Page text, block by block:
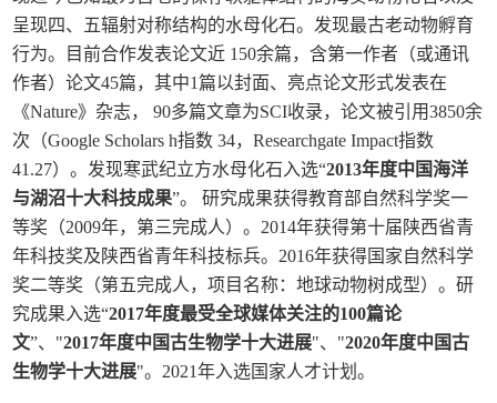
呈现四、五辐射对称结构的水母化石。 发现最古老动物孵育
行为。
目前合作发表论文近 150余篇，含第一作者（或通讯
作者）论文45篇，其中1篇以封面、亮点论文形式发表在
《Nature》杂志， 90多篇文章为SCI收录，论文被引用3850余
次（Google Scholars h指数 34，Researchgate Impact指数
41.27）。 发现寒武纪立方水母化石入选“2013年度中国海洋
与湖沼十大科技成果”。研究成果获得教育部自然科学奖一
等奖（2009年，第三完成人）。 2014年获得第十届陕西省青
年科技奖及陕西省青年科技标兵。2016年获得国家自然科学
奖二等奖（第五完成人，项目名称：地球动物树成型）。研
究成果入选“2017年度最受全球媒体关注的100篇论
文”、 "2017年度中国古生物学十大进展"、 "2020年度中国古
生物学十大进展"。2021年入选国家人才计划。